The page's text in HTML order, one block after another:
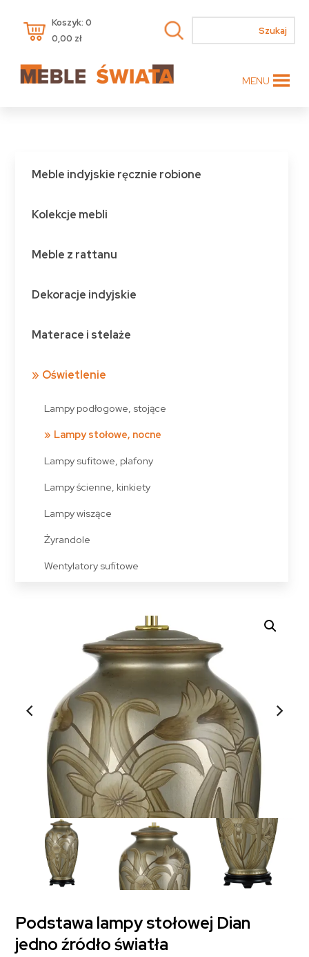
Koszyk: 0
0,00 zł
MENU
Meble indyjskie ręcznie robione
Kolekcje mebli
Meble z rattanu
Dekoracje indyjskie
Materace i stelaże
Oświetlenie
Lampy podłogowe, stojące
Lampy stołowe, nocne
Lampy sufitowe, plafony
Lampy ścienne, kinkiety
Lampy wiszące
Żyrandole
Wentylatory sufitowe
Podstawa lampy stołowej Dian
jedno źródło światła